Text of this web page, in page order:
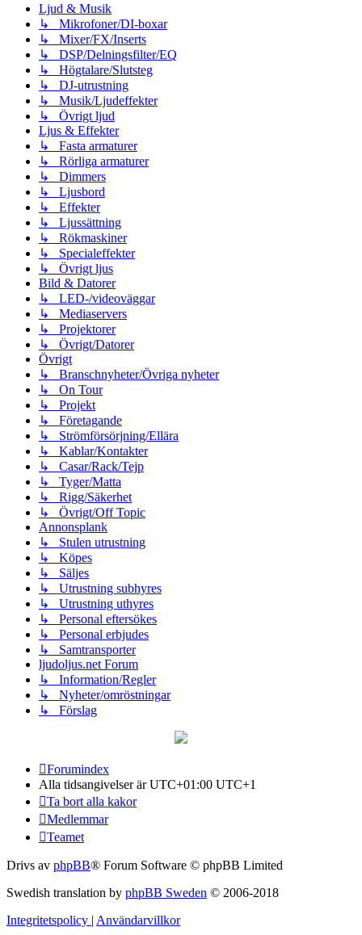
Ljud & Musik
↳ Mikrofoner/DI-boxar
↳ Mixer/FX/Inserts
↳ DSP/Delningsfilter/EQ
↳ Högtalare/Slutsteg
↳ DJ-utrustning
↳ Musik/Ljudeffekter
↳ Övrigt ljud
Ljus & Effekter
↳ Fasta armaturer
↳ Rörliga armaturer
↳ Dimmers
↳ Ljusbord
↳ Effekter
↳ Ljussättning
↳ Rökmaskiner
↳ Specialeffekter
↳ Övrigt ljus
Bild & Datorer
↳ LED-/videoväggar
↳ Mediaservers
↳ Projektorer
↳ Övrigt/Datorer
Övrigt
↳ Branschnyheter/Övriga nyheter
↳ On Tour
↳ Projekt
↳ Företagande
↳ Strömförsörjning/Ellära
↳ Kablar/Kontakter
↳ Casar/Rack/Tejp
↳ Tyger/Matta
↳ Rigg/Säkerhet
↳ Övrigt/Off Topic
Annonsplank
↳ Stulen utrustning
↳ Köpes
↳ Säljes
↳ Utrustning subhyres
↳ Utrustning uthyres
↳ Personal eftersökes
↳ Personal erbjudes
↳ Samtransporter
ljudoljus.net Forum
↳ Information/Regler
↳ Nyheter/omröstningar
↳ Förslag
Forumindex
Alla tidsangivelser är UTC+01:00 UTC+1
Ta bort alla kakor
Medlemmar
Teamet
Drivs av phpBB® Forum Software © phpBB Limited
Swedish translation by phpBB Sweden © 2006-2018
Integritetspolicy | Användarvillkor